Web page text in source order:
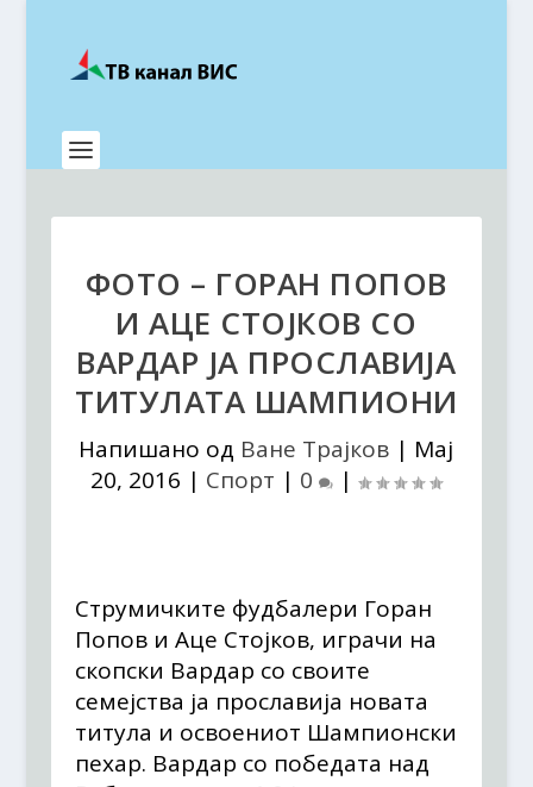
ФОТО – ГОРАН ПОПОВ
И АЦЕ СТОЈКОВ СО
ВАРДАР ЈА ПРОСЛАВИЈА
ТИТУЛАТА ШАМПИОНИ
Напишано од Ване Трајков | Мај
20, 2016 | Спорт | 0 |
Струмичките фудбалери Горан
Попов и Аце Стојков, играчи на
скопски Вардар со своите
семејства ја прославија новата
титула и освоениот Шампионски
пехар. Вардар со победата над